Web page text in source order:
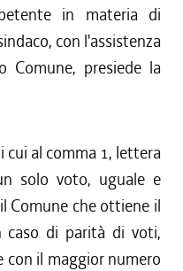
in materia di
con l'assistenza
Comune, presiede la
cui al comma 1, lettera
solo voto, uguale e
Comune che ottiene il
caso di parità di voti,
il maggior numero